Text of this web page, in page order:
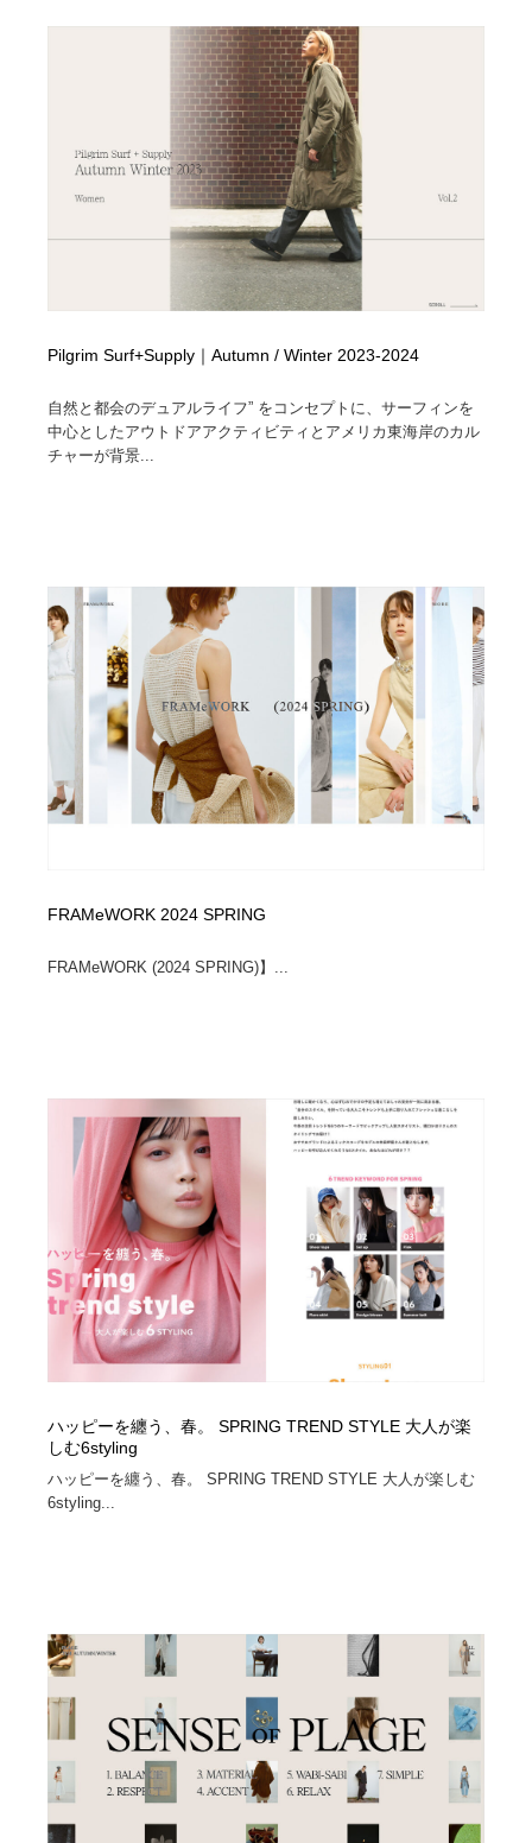
Pilgrim Surf+Supply｜Autumn / Winter 2023-2024
自然と都会のデュアルライフ” をコンセプトに、サーフィンを
中心としたアウトドアアクティビティとアメリカ東海岸のカル
チャーが背景...
FRAMeWORK 2024 SPRING
FRAMeWORK (2024 SPRING)】...
ハッピーを纏う、春。 SPRING TREND STYLE 大人が楽
しむ6styling
ハッピーを纏う、春。 SPRING TREND STYLE 大人が楽しむ
6styling...